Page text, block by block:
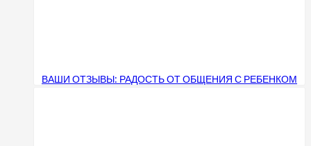
ВАШИ ОТЗЫВЫ: РАДОСТЬ ОТ ОБЩЕНИЯ С РЕБЕНКОМ